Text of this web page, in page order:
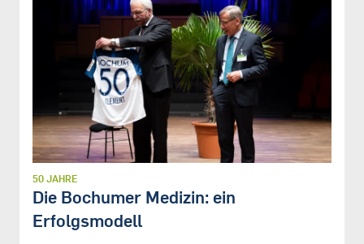
50 JAHRE
Die Bochumer Medizin: ein
Erfolgsmodell